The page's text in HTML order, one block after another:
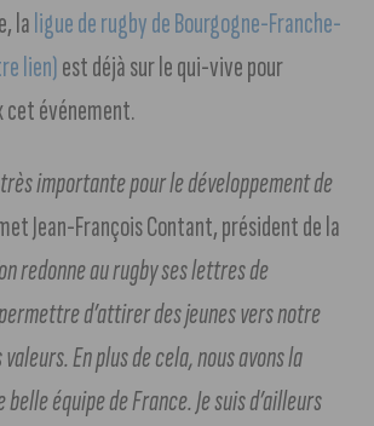
laligue de rugby de Bourgogne-Franche-
lien)est déjà sur le qui-vive pour
cet événement.
très importante pour le développement de
Jean-François Contant, président de la
redonne au rugby ses lettres de
d’attirer des jeunes vers notre
En plus de cela, nous avons la
belle équipe de France. Je suis d’ailleurs